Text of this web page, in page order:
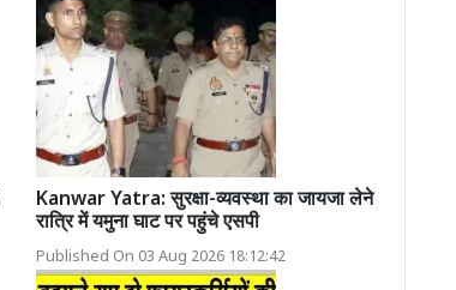
Kanwar Yatra: सुरक्षा-व्यवस्था का जायजा लेने
रात्रि में यमुना घाट पर पहुंचे एसपी
Published On 03 Aug 2026 18:12:42